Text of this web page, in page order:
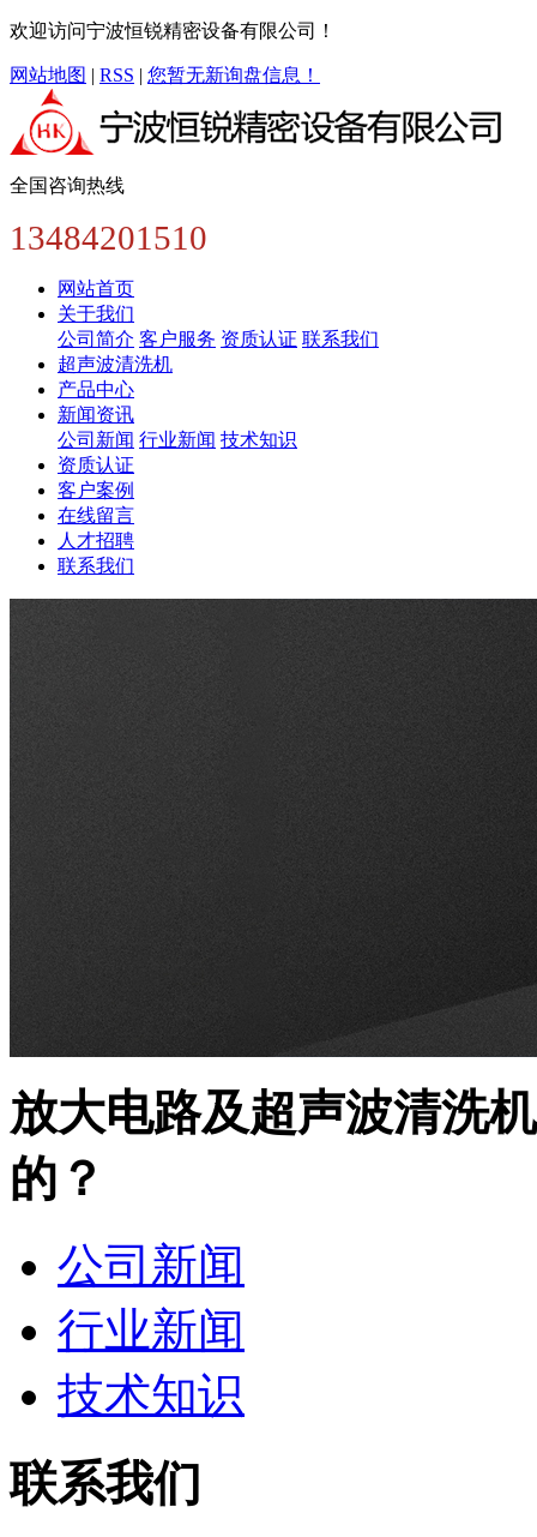
欢迎访问宁波恒锐精密设备有限公司！
网站地图 | RSS | 您暂无新询盘信息！
全国咨询热线
13484201510
网站首页
关于我们
公司简介 客户服务 资质认证 联系我们
超声波清洗机
产品中心
新闻资讯
公司新闻 行业新闻 技术知识
资质认证
客户案例
在线留言
人才招聘
联系我们
放大电路及超声波清洗
的？
公司新闻
行业新闻
技术知识
联系我们